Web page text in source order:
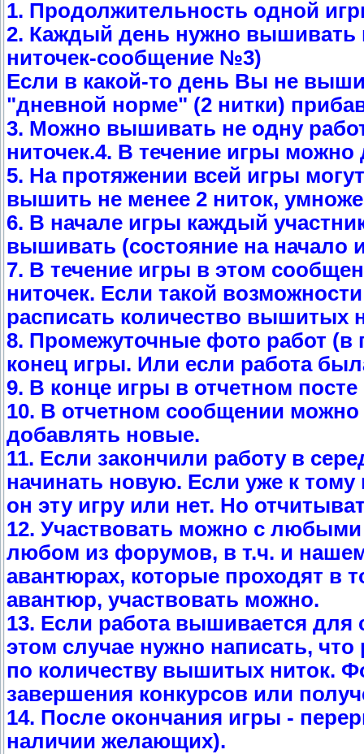
1. Продолжительность одной
2. Каждый день нужно вышивать
ниточек-сообщение №3)
Если в какой-то день Вы не
"дневной норме" (2 нитки)
3. Можно вышивать не одну
ниточек.4. В течение игры
5. На протяжении всей игры
вышить не менее 2 ниток,
6. В начале игры каждый
вышивать (состояние на начало
7. В течение игры в этом
ниточек. Если такой
расписать количество вышитых
8. Промежуточные фото работ (в
конец игры. Или если работа
9. В конце игры в отчетном
10. В отчетном сообщении
добавлять новые.
11. Если закончили работу в
начинать новую. Если уже к
он эту игру или нет. Но
12. Участвовать можно с
любом из форумов, в т.ч. и
авантюрах, которые проходят в
авантюр, участвовать можно.
13. Если работа вышивается для
этом случае нужно написать,
по количеству вышитых ниток.
завершения конкурсов или
14. После окончания игры -
наличии желающих).